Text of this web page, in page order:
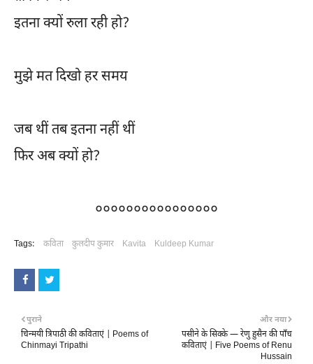
इतना क्यों रुला रही हो?
मुझे मत दिखो हर समय
जब थीं तब इतना नहीं थीं
फिर अब क्यों हो?
००००००००००००००००
Tags: कविता कुलदीप कुमार Kavita Kuldeep Kumar
और नया
पसीने के सिक्के — रेणु हुसैन की पाँच
कविताएं | Five Poems of Renu
Hussain
पुराने
चिन्मयी त्रिपाठी की कविताएं | Poems of
Chinmayi Tripathi